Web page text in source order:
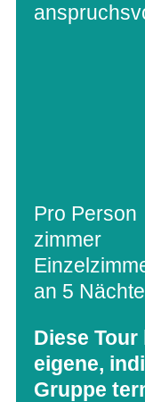
Pro
zim­mer
an 5
Diese
eigene,
Gruppe